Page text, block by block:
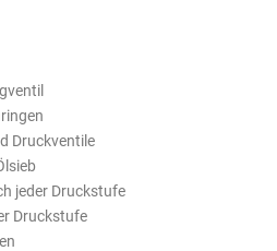
Druckventile
jeder Druckstufe
Druckstufe